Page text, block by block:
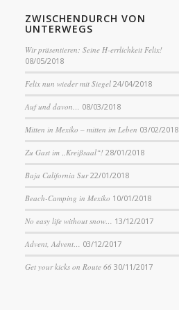
ZWISCHENDURCH VON
UNTERWEGS
Wir präsentieren: Seine H-errlichkeit Felix!
08/05/2018
Felix nun wieder mit Siegel 24/04/2018
Auf und davon… 08/03/2018
Mitten in Mexiko – mitten im Leben 03/02/2018
Zu Gast im „Kreißsaal“! 28/01/2018
Baja California Sur 22/01/2018
Beach-Camping in Mexiko 10/01/2018
No easy life without snow… 13/12/2017
Advent, Advent… 03/12/2017
Get your kicks on Route 66 30/11/2017